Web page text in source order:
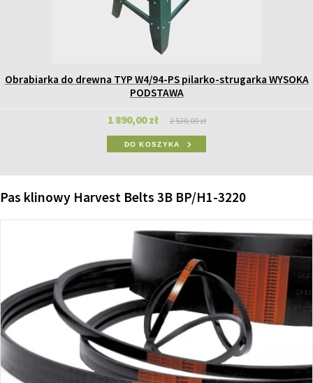
Obrabiarka do drewna TYP W4/94-PS pilarko-strugarka WYSOKA
PODSTAWA
1 890,00 zł 2 530,00 zł
DO KOSZYKA
Pas klinowy Harvest Belts 3B BP/H1-3220